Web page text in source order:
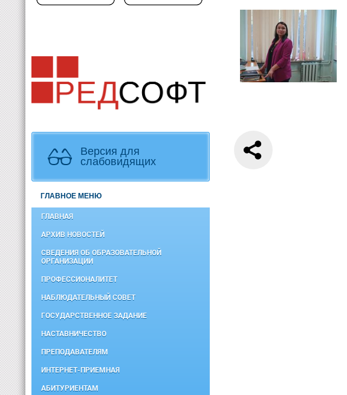
Версия для
слабовидящих
ГЛАВНОЕ МЕНЮ
ГЛАВНАЯ
АРХИВ НОВОСТЕЙ
СВЕДЕНИЯ ОБ ОБРАЗОВАТЕЛЬНОЙ
ОРГАНИЗАЦИИ
ПРОФЕССИОНАЛИТЕТ
НАБЛЮДАТЕЛЬНЫЙ СОВЕТ
ГОСУДАРСТВЕННОЕ ЗАДАНИЕ
НАСТАВНИЧЕСТВО
ПРЕПОДАВАТЕЛЯМ
ИНТЕРНЕТ-ПРИЕМНАЯ
АБИТУРИЕНТАМ